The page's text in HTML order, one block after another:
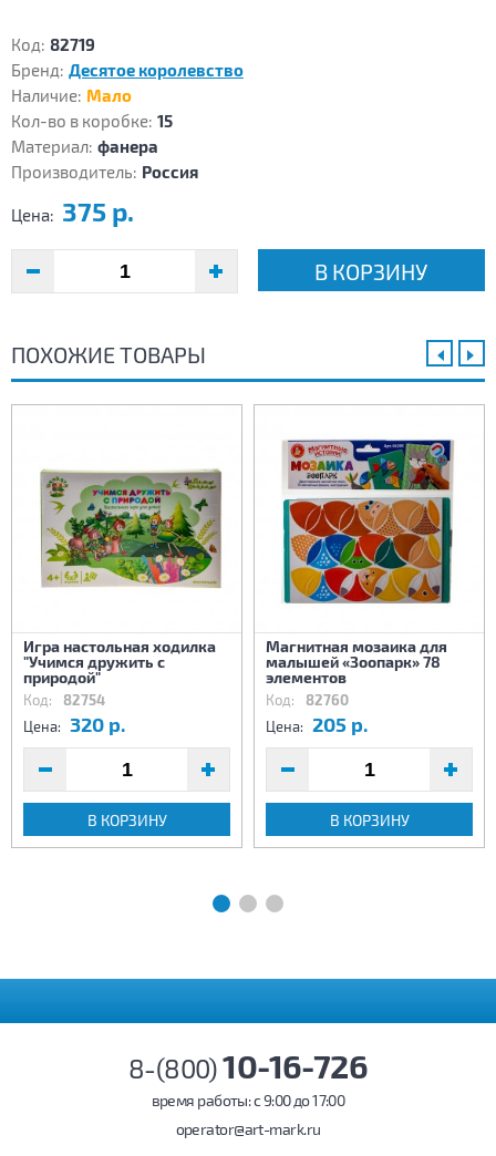
Код: 82719
Бренд: Десятое королевство
Наличие: Мало
Кол-во в коробке: 15
Материал: фанера
Производитель: Россия
Цена: 375 р.
В КОРЗИНУ
ПОХОЖИЕ ТОВАРЫ
Игра настольная ходилка
"Учимся дружить с
природой"
Код: 82754
Цена: 320 р.
В КОРЗИНУ
Магнитная мозаика для
малышей «Зоопарк» 78
элементов
Код: 82760
Цена: 205 р.
В КОРЗИНУ
8-(800)10-16-726
время работы: c 9:00 до 17:00
operator@art-mark.ru